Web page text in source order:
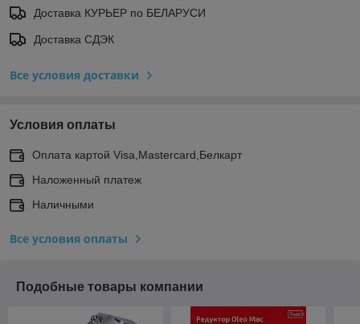
Доставка КУРЬЕР по БЕЛАРУСИ
Доставка СДЭК
Все условия доставки
Условия оплаты
Оплата картой Visa,Mastercard,Белкарт
Наложенный платеж
Наличными
Все условия оплаты
Подобные товары компании